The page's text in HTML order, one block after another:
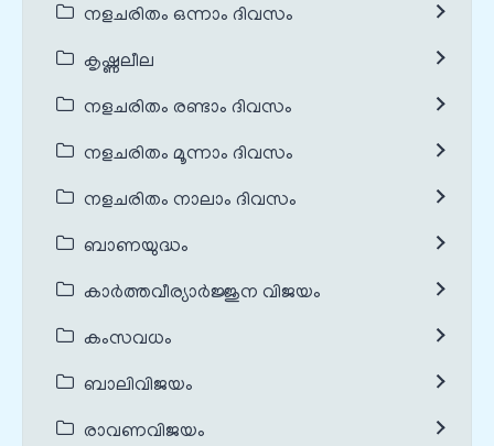
നളചരിതം ഒന്നാം ദിവസം
കൃഷ്ണലീല
നളചരിതം രണ്ടാം ദിവസം
നളചരിതം മൂന്നാം ദിവസം
നളചരിതം നാലാം ദിവസം
ബാണയുദ്ധം
കാർത്തവീര്യാർജ്ജുന വിജയം
കംസവധം
ബാലിവിജയം
രാവണവിജയം